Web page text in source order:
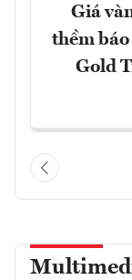
Giá
thềm
Gold